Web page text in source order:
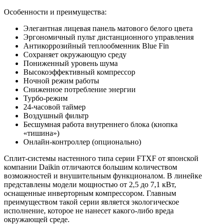
Особенности и преимущества:
Элегантная лицевая панель матового белого цвета
Эргономичный пульт дистанционного управления
Антикоррозийный теплообменник Blue Fin
Сохраняет окружающую среду
Пониженный уровень шума
Высокоэффективный компрессор
Ночной режим работы
Сниженное потребление энергии
Турбо-режим
24-часовой таймер
Воздушный фильтр
Бесшумная работа внутреннего блока (кнопка
«тишина»)
Онлайн-контроллер (опционально)
Сплит-системы настенного типа серии FTXF от японской
компании Daikin отличаются большим количеством
возможностей и внушительным функционалом. В линейке
представлены модели мощностью от 2,5 до 7,1 кВт,
оснащенные инверторным компрессором. Главным
преимуществом такой серии является экологическое
исполнение, которое не нанесет какого-либо вреда
окружающей среде.